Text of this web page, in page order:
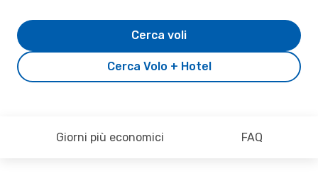
Cerca Volo + Hotel
Cerca voli
Giorni più economici FAQ